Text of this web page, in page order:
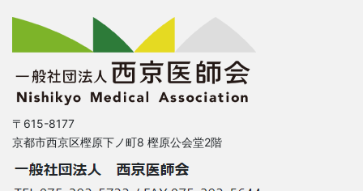
〒615-8177
京都市西京区樫原下ノ町8 樫原公会堂2階